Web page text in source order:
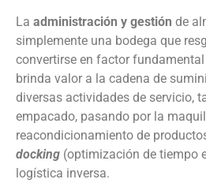
La administración y gestión de
simplemente una bodega que
convertirse en factor
brinda valor a la cadena de
diversas actividades de servicio,
empacado, pasando por la
reacondicionamiento de
docking (optimización de tiempo
logística inversa.